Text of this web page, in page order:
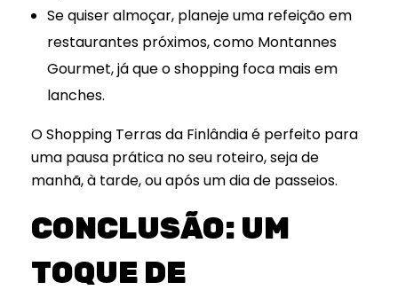
Se quiser almoçar, planeje uma refeição em
restaurantes próximos, como Montannes
Gourmet, já que o shopping foca mais em
lanches.
O Shopping Terras da Finlândia é perfeito para
uma pausa prática no seu roteiro, seja de
manhã, à tarde, ou após um dia de passeios.
CONCLUSÃO: UM
TOQUE DE